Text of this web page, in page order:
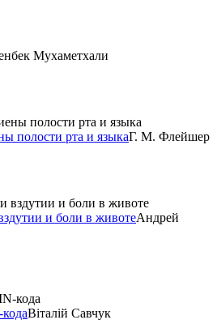
Мухаметхали
полости рта и языкаГ. М. Флейшер
и боли в животеАндрей
Віталій Савчук